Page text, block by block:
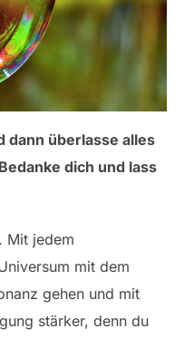
dann überlasse alles
dich und lass
Mit jedem
mit dem
gehen und mit
stärker, denn du